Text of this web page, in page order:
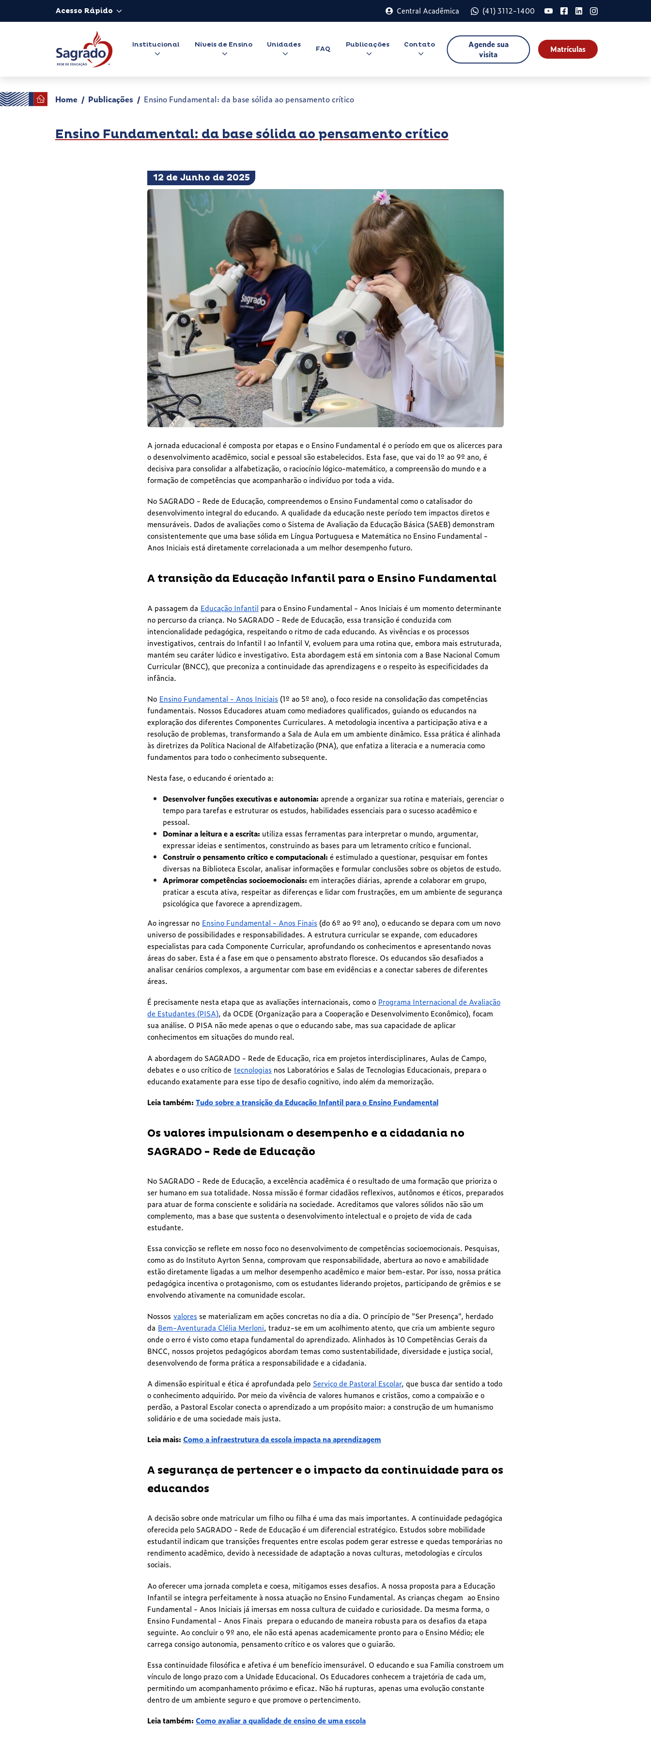
Acesso Rápido Central Acadêmica (41) 3112-1400
Institucional Níveis de Ensino Unidades
FAQ
Publicações Contato
Agende sua
visita
Matrículas
Home Publicações Ensino Fundamental: da base sólida ao pensamento crítico
Ensino Fundamental: da base sólida ao pensamento crítico
12 de Junho de 2025
A jornada educacional é composta por etapas e o Ensino Fundamental é o período em que os alicerces para
o desenvolvimento acadêmico, social e pessoal são estabelecidos. Esta fase, que vai do 1º ao 9º ano, é
decisiva para consolidar a alfabetização, o raciocínio lógico-matemático, a compreensão do mundo e a
formação de competências que acompanharão o indivíduo por toda a vida.
No SAGRADO - Rede de Educação, compreendemos o Ensino Fundamental como o catalisador do
desenvolvimento integral do educando. A qualidade da educação neste período tem impactos diretos e
mensuráveis. Dados de avaliações como o Sistema de Avaliação da Educação Básica (SAEB) demonstram
consistentemente que uma base sólida em Língua Portuguesa e Matemática no Ensino Fundamental -
Anos Iniciais está diretamente correlacionada a um melhor desempenho futuro.
A transição da Educação Infantil para o Ensino Fundamental
A passagem da Educação Infantil para o Ensino Fundamental - Anos Iniciais é um momento determinante
no percurso da criança. No SAGRADO - Rede de Educação, essa transição é conduzida com
intencionalidade pedagógica, respeitando o ritmo de cada educando. As vivências e os processos
investigativos, centrais do Infantil I ao Infantil V, evoluem para uma rotina que, embora mais estruturada,
mantém seu caráter lúdico e investigativo. Esta abordagem está em sintonia com a Base Nacional Comum
Curricular (BNCC), que preconiza a continuidade das aprendizagens e o respeito às especificidades da
infância.
No Ensino Fundamental - Anos Iniciais (1º ao 5º ano), o foco reside na consolidação das competências
fundamentais. Nossos Educadores atuam como mediadores qualificados, guiando os educandos na
exploração dos diferentes Componentes Curriculares. A metodologia incentiva a participação ativa e a
resolução de problemas, transformando a Sala de Aula em um ambiente dinâmico. Essa prática é alinhada
às diretrizes da Política Nacional de Alfabetização (PNA), que enfatiza a literacia e a numeracia como
fundamentos para todo o conhecimento subsequente.
Nesta fase, o educando é orientado a:
Desenvolver funções executivas e autonomia: aprende a organizar sua rotina e materiais, gerenciar o
tempo para tarefas e estruturar os estudos, habilidades essenciais para o sucesso acadêmico e
pessoal.
Dominar a leitura e a escrita: utiliza essas ferramentas para interpretar o mundo, argumentar,
expressar ideias e sentimentos, construindo as bases para um letramento crítico e funcional.
Construir o pensamento crítico e computacional: é estimulado a questionar, pesquisar em fontes
diversas na Biblioteca Escolar, analisar informações e formular conclusões sobre os objetos de estudo.
Aprimorar competências socioemocionais: em interações diárias, aprende a colaborar em grupo,
praticar a escuta ativa, respeitar as diferenças e lidar com frustrações, em um ambiente de segurança
psicológica que favorece a aprendizagem.
Ao ingressar no Ensino Fundamental - Anos Finais (do 6º ao 9º ano), o educando se depara com um novo
universo de possibilidades e responsabilidades. A estrutura curricular se expande, com educadores
especialistas para cada Componente Curricular, aprofundando os conhecimentos e apresentando novas
áreas do saber. Esta é a fase em que o pensamento abstrato floresce. Os educandos são desafiados a
analisar cenários complexos, a argumentar com base em evidências e a conectar saberes de diferentes
áreas.
É precisamente nesta etapa que as avaliações internacionais, como o Programa Internacional de Avaliação
de Estudantes (PISA), da OCDE (Organização para a Cooperação e Desenvolvimento Econômico), focam
sua análise. O PISA não mede apenas o que o educando sabe, mas sua capacidade de aplicar
conhecimentos em situações do mundo real.
A abordagem do SAGRADO - Rede de Educação, rica em projetos interdisciplinares, Aulas de Campo,
debates e o uso crítico de tecnologias nos Laboratórios e Salas de Tecnologias Educacionais, prepara o
educando exatamente para esse tipo de desafio cognitivo, indo além da memorização.
Leia também: Tudo sobre a transição da Educação Infantil para o Ensino Fundamental
Os valores impulsionam o desempenho e a cidadania no
SAGRADO - Rede de Educação
No SAGRADO - Rede de Educação, a excelência acadêmica é o resultado de uma formação que prioriza o
ser humano em sua totalidade. Nossa missão é formar cidadãos reflexivos, autônomos e éticos, preparados
para atuar de forma consciente e solidária na sociedade. Acreditamos que valores sólidos não são um
complemento, mas a base que sustenta o desenvolvimento intelectual e o projeto de vida de cada
estudante.
Essa convicção se reflete em nosso foco no desenvolvimento de competências socioemocionais. Pesquisas,
como as do Instituto Ayrton Senna, comprovam que responsabilidade, abertura ao novo e amabilidade
estão diretamente ligadas a um melhor desempenho acadêmico e maior bem-estar. Por isso, nossa prática
pedagógica incentiva o protagonismo, com os estudantes liderando projetos, participando de grêmios e se
envolvendo ativamente na comunidade escolar.
Nossos valores se materializam em ações concretas no dia a dia. O princípio de "Ser Presença", herdado
da Bem-Aventurada Clélia Merloni, traduz-se em um acolhimento atento, que cria um ambiente seguro
onde o erro é visto como etapa fundamental do aprendizado. Alinhados às 10 Competências Gerais da
BNCC, nossos projetos pedagógicos abordam temas como sustentabilidade, diversidade e justiça social,
desenvolvendo de forma prática a responsabilidade e a cidadania.
A dimensão espiritual e ética é aprofundada pelo Serviço de Pastoral Escolar, que busca dar sentido a todo
o conhecimento adquirido. Por meio da vivência de valores humanos e cristãos, como a compaixão e o
perdão, a Pastoral Escolar conecta o aprendizado a um propósito maior: a construção de um humanismo
solidário e de uma sociedade mais justa.
Leia mais: Como a infraestrutura da escola impacta na aprendizagem
A segurança de pertencer e o impacto da continuidade para os
educandos
A decisão sobre onde matricular um filho ou filha é uma das mais importantes. A continuidade pedagógica
oferecida pelo SAGRADO - Rede de Educação é um diferencial estratégico. Estudos sobre mobilidade
estudantil indicam que transições frequentes entre escolas podem gerar estresse e quedas temporárias no
rendimento acadêmico, devido à necessidade de adaptação a novas culturas, metodologias e círculos
sociais.
Ao oferecer uma jornada completa e coesa, mitigamos esses desafios. A nossa proposta para a Educação
Infantil se integra perfeitamente à nossa atuação no Ensino Fundamental. As crianças chegam ao Ensino
Fundamental - Anos Iniciais já imersas em nossa cultura de cuidado e curiosidade. Da mesma forma, o
Ensino Fundamental - Anos Finais prepara o educando de maneira robusta para os desafios da etapa
seguinte. Ao concluir o 9º ano, ele não está apenas academicamente pronto para o Ensino Médio; ele
carrega consigo autonomia, pensamento crítico e os valores que o guiarão.
Essa continuidade filosófica e afetiva é um benefício imensurável. O educando e sua Família constroem um
vínculo de longo prazo com a Unidade Educacional. Os Educadores conhecem a trajetória de cada um,
permitindo um acompanhamento próximo e eficaz. Não há rupturas, apenas uma evolução constante
dentro de um ambiente seguro e que promove o pertencimento.
Leia também: Como avaliar a qualidade de ensino de uma escola